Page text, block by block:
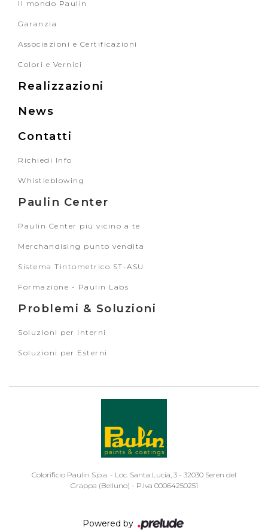
Il mondo Paulin
Garanzia
Associazioni e Certificazioni
Colori e Vernici
Realizzazioni
News
Contatti
Richiedi Info
Whistleblowing
Paulin Center
Paulin Center più vicino a te
Merchandising punto vendita
Sistema Tintometrico ST-ASU
Formazione - Paulin Labs
Problemi & Soluzioni
Soluzioni per Interni
Soluzioni per Esterni
Colorificio Paulin S.p.a. - Loc. Santa Lucia, 3 - 32030 Seren del
Grappa (Belluno) - P.Iva 00064250251
Powered by